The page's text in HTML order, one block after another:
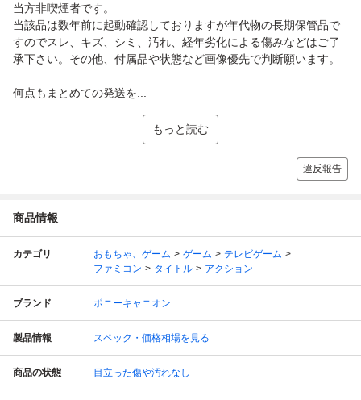
当方非喫煙者です。
当該品は数年前に起動確認しておりますが年代物の長期保管品で
すのでスレ、キズ、シミ、汚れ、経年劣化による傷みなどはご了
承下さい。その他、付属品や状態など画像優先で判断願います。
何点もまとめての発送を...
もっと読む
違反報告
商品情報
カテゴリ おもちゃ、ゲーム ゲーム
テレビゲーム
ファミコン
タイトル アクション
ブランド ポニーキャニオン
製品情報 スペック・価格相場を見る
商品の状態 目立った傷や汚れなし